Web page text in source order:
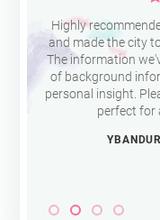
Highly
and made the city
The information
of background
personal insight.
perfect for